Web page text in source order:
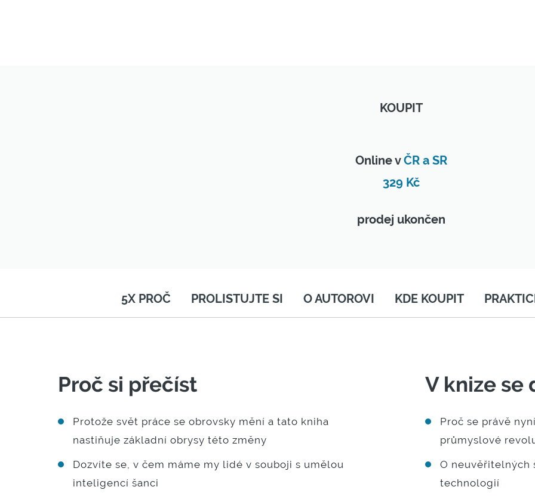
KOUPIT
Online vČR a SR
329 Kč
prodej ukončen
5X PROČ PROLISTUJTE SI O AUTOROVI KDE KOUPIT
Proč si přečíst
Protože svět práce se obrovsky mění a tato kniha
nastiňuje základní obrysy této změny
Dozvíte se, v čem máme my lidé v souboji s umělou
inteligencí šanci
V knize se
Proč se právě
průmyslové
O neuvěřitelných
technologií